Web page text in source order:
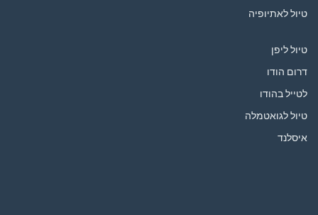
טיול לאתיופיה
טיול ליפן
דרום הודו
לטייל בהודו
טיול לגואטמלה
איסלנד